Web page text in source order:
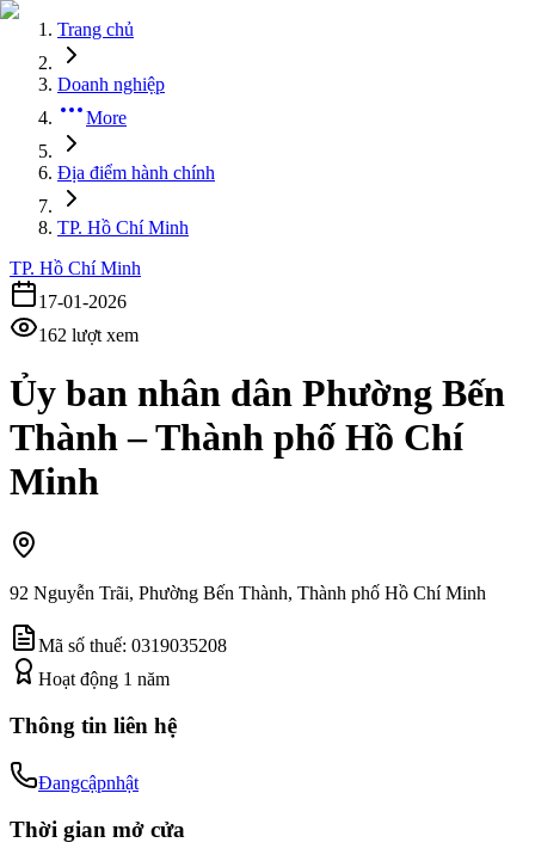
Trang chủ
Doanh nghiệp
More
Địa điểm hành chính
TP. Hồ Chí Minh
TP. Hồ Chí Minh
17-01-2026
162 lượt xem
Ủy ban nhân dân Phường Bến
Thành – Thành phố Hồ Chí
Minh
92 Nguyễn Trãi, Phường Bến Thành, Thành phố Hồ Chí Minh
Mã số thuế: 0319035208
Hoạt động 1 năm
Thông tin liên hệ
Đangcậpnhật
Thời gian mở cửa